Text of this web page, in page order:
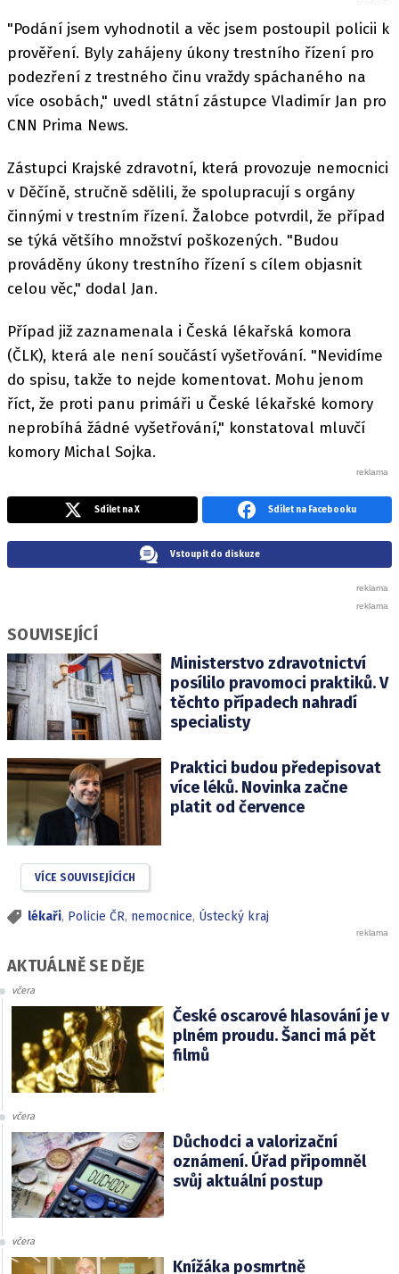
"Podání jsem vyhodnotil a věc jsem postoupil policii k
prověření. Byly zahájeny úkony trestního řízení pro
podezření z trestného činu vraždy spáchaného na
více osobách," uvedl státní zástupce Vladimír Jan pro
CNN Prima News.
Zástupci Krajské zdravotní, která provozuje nemocnici
v Děčíně, stručně sdělili, že spolupracují s orgány
činnými v trestním řízení. Žalobce potvrdil, že případ
se týká většího množství poškozených. "Budou
prováděny úkony trestního řízení s cílem objasnit
celou věc," dodal Jan.
Případ již zaznamenala i Česká lékařská komora
(ČLK), která ale není součástí vyšetřování. "Nevidíme
do spisu, takže to nejde komentovat. Mohu jenom
říct, že proti panu primáři u České lékařské komory
neprobíhá žádné vyšetřování," konstatoval mluvčí
komory Michal Sojka.
Sdílet na X Sdílet na Facebooku
Vstoupit do diskuze
SOUVISEJÍCÍ
Ministerstvo zdravotnictví
posílilo pravomoci praktiků. V
těchto případech nahradí
specialisty
Praktici budou předepisovat
více léků. Novinka začne
platit od července
VÍCE SOUVISEJÍCÍCH
lékaři, Policie ČR, nemocnice, Ústecký kraj
AKTUÁLNĚ SE DĚJE
včera
České oscarové hlasování je v
plném proudu. Šanci má pět
filmů
včera
Důchodci a valorizační
oznámení. Úřad připomněl
svůj aktuální postup
včera
Knížáka posmrtně